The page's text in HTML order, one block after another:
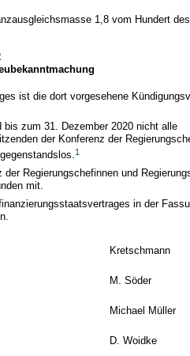
1,8 vom Hundert
ist die dort vorgesehene
zum 31. Dezember 2020 nicht alle
der Konferenz der
1
Regierungschefinnen und
mit.
in der
Kretschmann
M. Söder
Michael Müller
D. Woidke